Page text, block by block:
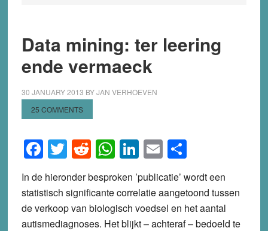
Data mining: ter leering
ende vermaeck
30 JANUARY 2013 BYJAN VERHOEVEN
25 COMMENTS
Facebook
Twitter
Reddit
WhatsApp
LinkedIn
EmailShare
In de hieronder besproken ’publicatie’ wordt een
statistisch significante correlatie aangetoond tussen
de verkoop van biologisch voedsel en het aantal
autismediagnoses. Het blijkt – achteraf – bedoeld te